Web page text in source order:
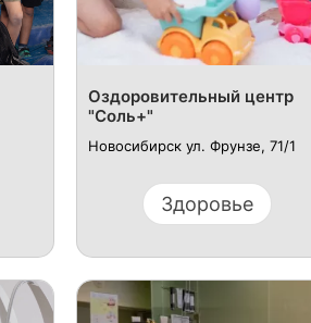
Оздоровительный центр
"Соль+"
Новосибирск ул. ​Фрунзе, 71/1
Здоровье